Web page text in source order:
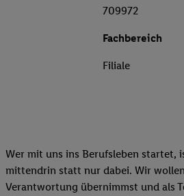
709972
Fachbereich
Filiale
Wer mit uns ins Berufsleben startet,
mittendrin statt nur dabei. Wir
Verantwortung übernimmst und als